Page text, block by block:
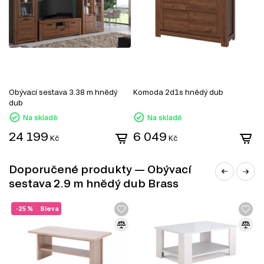
Tento produkt je součástí modulového systému Brass,
který zahrnuje celkem 13 produktů. Můžete si vybrat zboží
různých kategorií, které zahrnují:
Jídelní stoly
Šatní skříň
Úložný prostor
Nástěnné police a skříňky
Kancelářské stoly
Obývací sestava 3.38 m hnědý
dub
Na skladě
24 199 Kč
Komoda 2d1s hnědý dub
Na skladě
6 049 Kč
Doporučené produkty — Obývací
sestava 2.9 m hnědý dub Brass
Sleva
-25 %